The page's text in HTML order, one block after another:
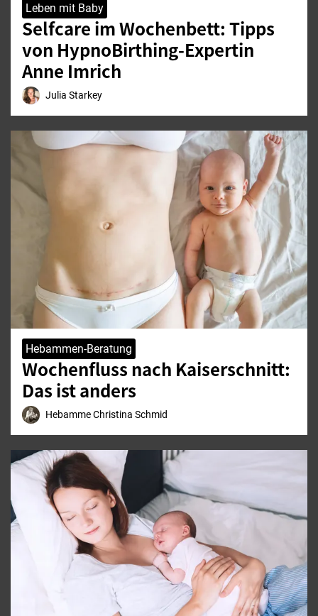
Leben mit Baby
Selfcare im Wochenbett: Tipps
von HypnoBirthing-Expertin
Anne Imrich
Julia Starkey
Hebammen-Beratung
Wochenfluss nach Kaiserschnitt:
Das ist anders
Hebamme Christina Schmid